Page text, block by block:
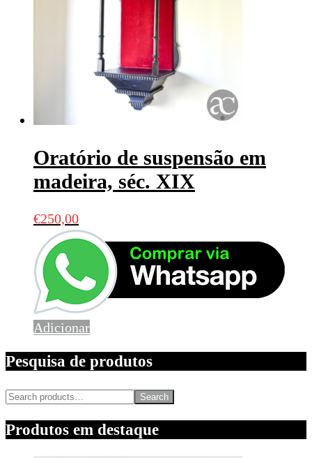
Oratório de suspensão em
madeira, séc. XIX
€250,00
Adicionar
Pesquisa de produtos
Search
Produtos em destaque